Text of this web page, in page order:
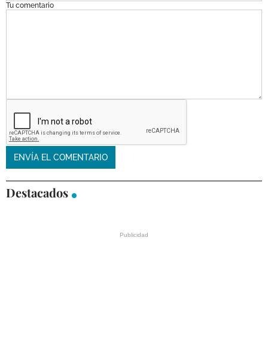
Tu comentario
Destacados